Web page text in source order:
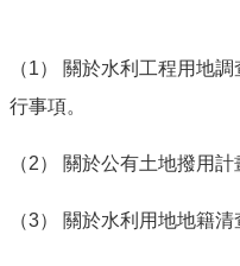
（1） 關於水利工程用地
行事項。
（2） 關於公有土地撥用
（3） 關於水利用地地籍